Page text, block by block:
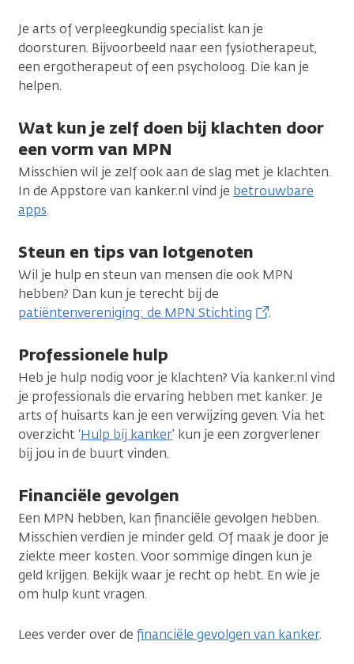
Je arts of verpleegkundig specialist kan je
doorsturen. Bijvoorbeeld naar een fysiotherapeut,
een ergotherapeut of een psycholoog. Die kan je
helpen.
Wat kun je zelf doen bij klachten door
een vorm van MPN
Misschien wil je zelf ook aan de slag met je klachten.
In de Appstore van kanker.nl vind je betrouwbare
apps.
Steun en tips van lotgenoten
Wil je hulp en steun van mensen die ook MPN
hebben? Dan kun je terecht bij de
patiëntenvereniging: de MPN Stichting
.
Professionele hulp
Heb je hulp nodig voor je klachten? Via kanker.nl vind
je professionals die ervaring hebben met kanker. Je
arts of huisarts kan je een verwijzing geven. Via het
overzicht ‘Hulp bij kanker’ kun je een zorgverlener
bij jou in de buurt vinden.
Financiële gevolgen
Een MPN hebben, kan financiële gevolgen hebben.
Misschien verdien je minder geld. Of maak je door je
ziekte meer kosten. Voor sommige dingen kun je
geld krijgen. Bekijk waar je recht op hebt. En wie je
om hulp kunt vragen.
Lees verder over de financiële gevolgen van kanker.